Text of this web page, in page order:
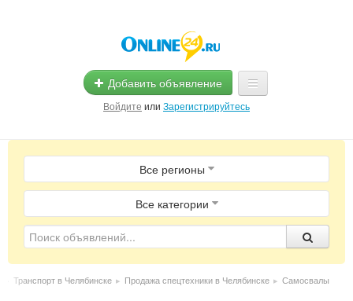
Добавить объявление
Войдите или Зарегистрируйтесь
Главная
Помощь
Услуги
Магазины
Все регионы
Все категории
Транспорт в Челябинске ▸ Продажа спецтехники в Челябинске ▸ Самосвалы